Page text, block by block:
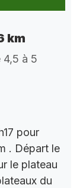
km
à 5
pour
. Départ le
le plateau
du